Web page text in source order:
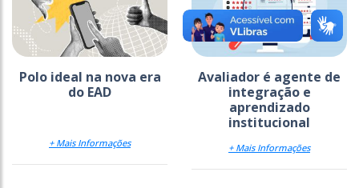
Polo ideal na nova era
do EAD
+ Mais Informações
Avaliador é agente de
integração e
aprendizado
institucional
+ Mais Informações